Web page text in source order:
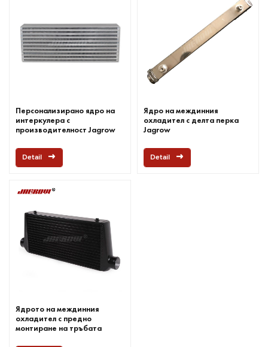
Персонализирано ядро на
интеркулера с
производителност Jagrow
Detail
Ядро на междинния
охладител с делта перка
Jagrow
Detail
Ядрото на междинния
охладител с предно
монтиране на тръбата